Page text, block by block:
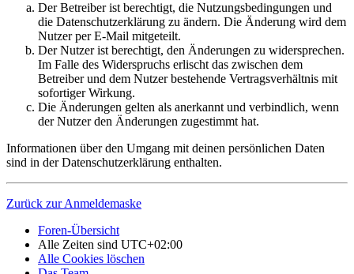
Der Betreiber ist berechtigt, die Nutzungsbedingungen und
die Datenschutzerklärung zu ändern. Die Änderung wird dem
Nutzer per E-Mail mitgeteilt.
Der Nutzer ist berechtigt, den Änderungen zu widersprechen.
Im Falle des Widerspruchs erlischt das zwischen dem
Betreiber und dem Nutzer bestehende Vertragsverhältnis mit
sofortiger Wirkung.
Die Änderungen gelten als anerkannt und verbindlich, wenn
der Nutzer den Änderungen zugestimmt hat.
Informationen über den Umgang mit deinen persönlichen Daten
sind in der Datenschutzerklärung enthalten.
Zurück zur Anmeldemaske
Foren-Übersicht
Alle Zeiten sind UTC+02:00
Alle Cookies löschen